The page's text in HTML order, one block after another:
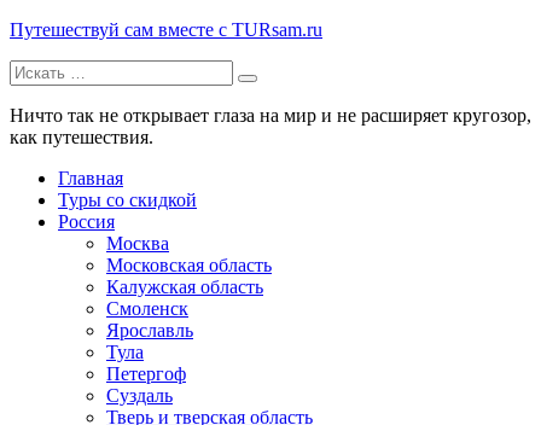
Путешествуй сам вместе с TURsam.ru
Путешествуй и узнавай новые места вместе с нами.
Искать:
Ничто так не открывает глаза на мир и не расширяет кругозор,
как путешествия.
Главная
Туры со скидкой
Россия
Москва
Московская область
Калужская область
Смоленск
Ярославль
Тула
Петергоф
Суздаль
Тверь и тверская область